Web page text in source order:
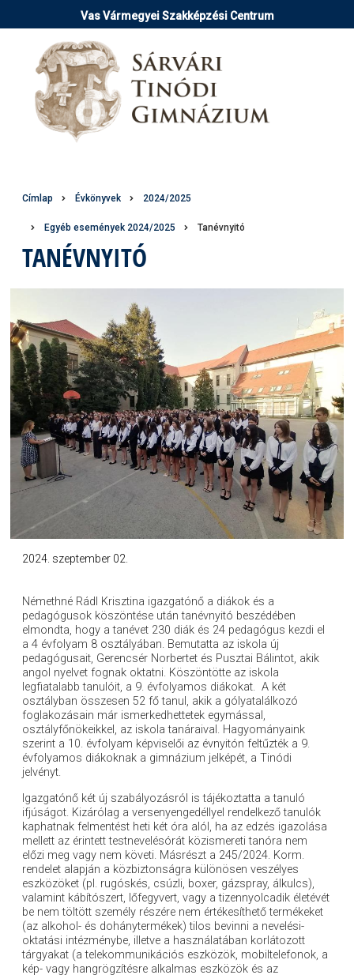
a
tartalomra
Vas Vármegyei Szakképzési Centrum
Morzsa
Címlap Évkönyvek 2024/2025
Egyéb események 2024/2025 Tanévnyitó
TANÉVNYITÓ
Némethné Rádl Krisztina igazgatónő a diákok és a
pedagógusok köszöntése után tanévnyitó beszédében
elmondta, hogy a tanévet 230 diák és 24 pedagógus kezdi el
a 4 évfolyam 8 osztályában. Bemutatta az iskola új
pedagógusait, Gerencsér Norbertet és Pusztai Bálintot, akik
angol nyelvet fognak oktatni. Köszöntötte az iskola
legfiatalabb tanulóit, a 9. évfolyamos diákokat. A két
osztályban összesen 52 fő tanul, akik a gólyatalálkozó
foglakozásain már ismerkedhettetek egymással,
osztályfőnökeikkel, az iskola tanáraival. Hagyományaink
szerint a 10. évfolyam képviselői az évnyitón feltűzték a 9.
évfolyamos diákoknak a gimnázium jelképét, a Tinódi
jelvényt.
Igazgatónő két új szabályozásról is tájékoztatta a tanuló
ifjúságot. Kizárólag a versenyengedéllyel rendelkező tanulók
kaphatnak felmentést heti két óra alól, ha az edzés igazolása
mellett az érintett testnevelésórát közismereti tanóra nem
előzi meg vagy nem követi. Másrészt a 245/2024. Korm.
rendelet alapján a közbiztonságra különösen veszélyes
eszközöket (pl. rugóskés, csúzli, boxer, gázspray, álkulcs),
valamint kábítószert, lőfegyvert, vagy a tizennyolcadik életévét
be nem töltött személy részére nem értékesíthető termékeket
(az alkohol- és dohánytermékek) tilos bevinni a nevelési-
oktatási intézménybe, illetve a használatában korlátozott
tárgyakat (a telekommunikációs eszközök, mobiltelefonok, a
kép- vagy hangrögzítésre alkalmas eszközök és az
2024. szeptember 02.